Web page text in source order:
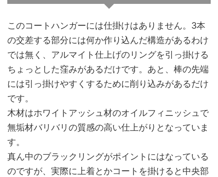
このコートハンガーには仕掛けはありません。3本
の交差する部分には何か作り込んだ構造があるわけ
では無く、アルマイト仕上げのリングを引っ掛ける
ちょっとした窪みがあるだけです。あと、棒の先端
には引っ掛けやすくするために削り込みがあるだけ
です。
木材はホワイトアッシュ材のオイルフィニッシュで
無垢材バリバリの質感の高い仕上がりとなっていま
す。
真ん中のブラックリングがポイントにはなっている
のですが、実際に上着とかコートを掛けると中央部